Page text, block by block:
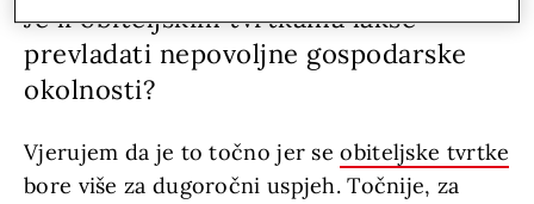
Je li obiteljskim tvrtkama lakše
prevladati nepovoljne gospodarske
okolnosti?
Vjerujem da je to točno jer seobiteljske tvrtke
bore više za dugoročni uspjeh. Točnije, za